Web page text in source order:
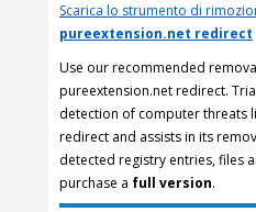
Scarica lo strumento di
pureextension.net redirect
Use our recommended
pureextension.net redirect.
detection of computer threats
redirect and assists in its
detected registry entries, files
purchase a full version.